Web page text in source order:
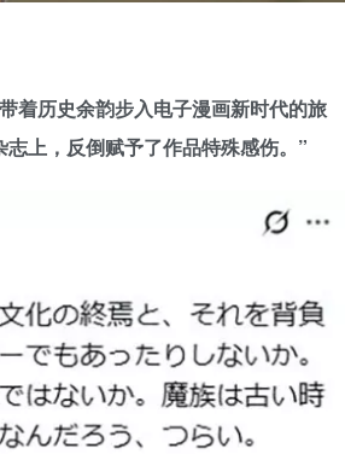
着历史余韵步入电子漫画新时代的旅
上，反倒赋予了作品特殊感伤。”